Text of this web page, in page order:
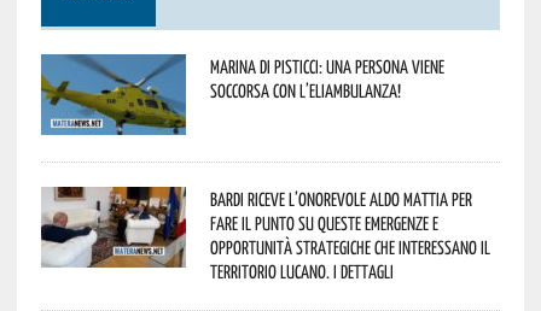
Marina di Pisticci: una persona viene
soccorsa con l’eliambulanza!
Bardi riceve l’onorevole Aldo Mattia per
fare il punto su queste emergenze e
opportunità strategiche che interessano il
territorio lucano. I dettagli